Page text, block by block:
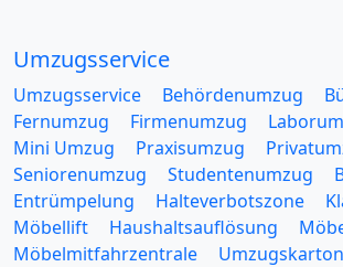
Umzugsservice
Umzugsservice Behördenumzug
Fernumzug
Firmenumzug
Mini Umzug
Praxisumzug
Seniorenumzug
Studentenumzug
Entrümpelung
Halteverbotszone
Möbellift
Haushaltsauflösung
Möbelmitfahrzentrale